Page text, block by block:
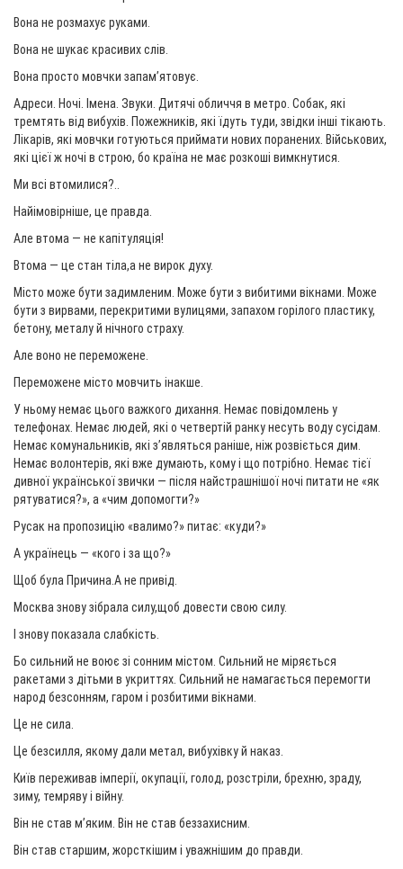
Вона не розмахує руками.
Вона не шукає красивих слів.
Вона просто мовчки запам’ятовує.
Адреси. Ночі. Імена. Звуки. Дитячі обличчя в метро. Собак, які
тремтять від вибухів. Пожежників, які їдуть туди, звідки інші тікають.
Лікарів, які мовчки готуються приймати нових поранених. Військових,
які цієї ж ночі в строю, бо країна не має розкоші вимкнутися.
Ми всі втомилися?..
Найімовірніше, це правда.
Але втома — не капітуляція!
Втома — це стан тіла,а не вирок духу.
Місто може бути задимленим. Може бути з вибитими вікнами. Може
бути з вирвами, перекритими вулицями, запахом горілого пластику,
бетону, металу й нічного страху.
Але воно не переможене.
Переможене місто мовчить інакше.
У ньому немає цього важкого дихання. Немає повідомлень у
телефонах. Немає людей, які о четвертій ранку несуть воду сусідам.
Немає комунальників, які з’являться раніше, ніж розвіється дим.
Немає волонтерів, які вже думають, кому і що потрібно. Немає тієї
дивної української звички — після найстрашнішої ночі питати не «як
рятуватися?», а «чим допомогти?»
Русак на пропозицію «валимо?» питає: «куди?»
А українець — «кого і за що?»
Щоб була Причина.А не привід.
Москва знову зібрала силу,щоб довести свою силу.
І знову показала слабкість.
Бо сильний не воює зі сонним містом. Сильний не міряється
ракетами з дітьми в укриттях. Сильний не намагається перемогти
народ безсонням, гаром і розбитими вікнами.
Це не сила.
Це безсилля, якому дали метал, вибухівку й наказ.
Київ переживав імперії, окупації, голод, розстріли, брехню, зраду,
зиму, темряву і війну.
Він не став м’яким. Він не став беззахисним.
Він став старшим, жорсткішим і уважнішим до правди.